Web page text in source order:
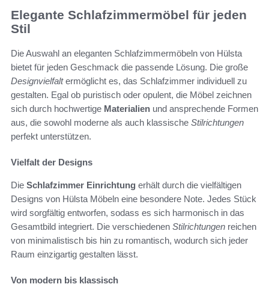
Elegante Schlafzimmermöbel für jeden
Stil
Die Auswahl an eleganten Schlafzimmermöbeln von Hülsta
bietet für jeden Geschmack die passende Lösung. Die große
Designvielfaltermöglicht es, das Schlafzimmer individuell zu
gestalten. Egal ob puristisch oder opulent, die Möbel zeichnen
sich durch hochwertige Materialien und ansprechende Formen
aus, die sowohl moderne als auch klassische Stilrichtungen
perfekt unterstützen.
Vielfalt der Designs
Die Schlafzimmer Einrichtung erhält durch die vielfältigen
Designs von Hülsta Möbeln eine besondere Note. Jedes Stück
wird sorgfältig entworfen, sodass es sich harmonisch in das
Gesamtbild integriert. Die verschiedenen Stilrichtungen reichen
von minimalistisch bis hin zu romantisch, wodurch sich jeder
Raum einzigartig gestalten lässt.
Von modern bis klassisch